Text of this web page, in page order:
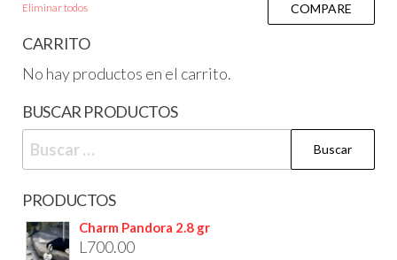
Eliminar todos COMPARE
CARRITO
No hay productos en el carrito.
BUSCAR PRODUCTOS
PRODUCTOS
Charm Pandora 2.8 gr
L 700.00